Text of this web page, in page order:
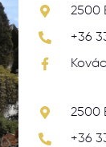
2500
+36
2500
+36